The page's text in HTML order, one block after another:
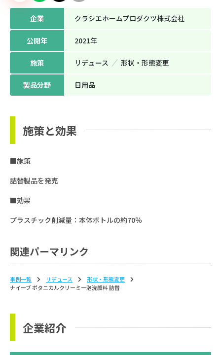
企業 クラシエホームプロダクツ株式会社
公開年 2021年
施策 リデュース 形状‧形態変更
製品分野 日用品
施策と効果
■施策
詰替製品を発売
■効果
プラスチック削減量：本体ボトルの約70％
関連パーマリンク
事例一覧 リデュース
形状‧形態変更
ナイーブ ボタニカルクリーミー泡洗顔料 詰替
企業紹介